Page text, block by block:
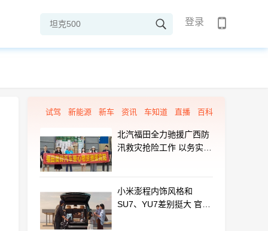
登录
试驾 新能源 新车 资讯 车知道 直播 百科
北汽福田全力驰援广西防
汛救灾抢险工作 以务实行
小米澎程内饰风格和
SU7、YU7差别挺大 官方